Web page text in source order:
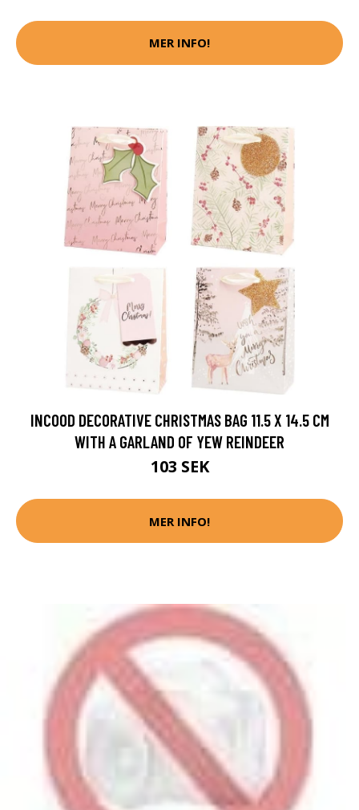
MER INFO!
INCOOD DECORATIVE CHRISTMAS BAG 11.5 X 14.5 CM
WITH A GARLAND OF YEW REINDEER
103 SEK
MER INFO!